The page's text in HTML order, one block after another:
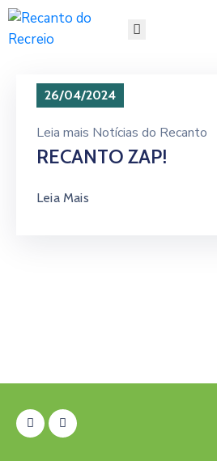
SOBRE
GESTÃO
SERVIÇOS
PROJETOS
26/04/2024
Leia mais Notícias do Recanto
RECANTO ZAP!
Leia Mais